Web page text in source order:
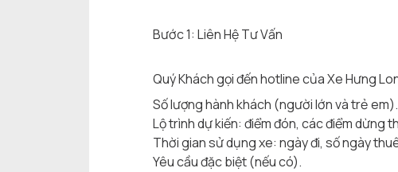
Bước 1: Liên Hệ Tư Vấn
Quý Khách gọi đến hotline của Xe Hưng
Số lượng hành khách (người lớn và trẻ em).
Lộ trình dự kiến: điểm đón, các điểm dừng
Thời gian sử dụng xe: ngày đi, số ngày
Yêu cầu đặc biệt (nếu có).